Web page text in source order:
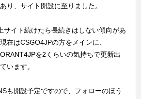
り、サイト開設に至りました。
サイト続けたら長続きはしない傾向があ
在はCSGO4JPの方をメインに、
を2くらいの気持ちで更新出
います。
も開設予定ですので、フォローのほう